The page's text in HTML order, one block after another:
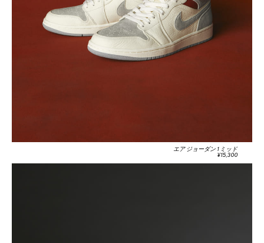
エア ジョーダン 1 ミッド
¥15,300